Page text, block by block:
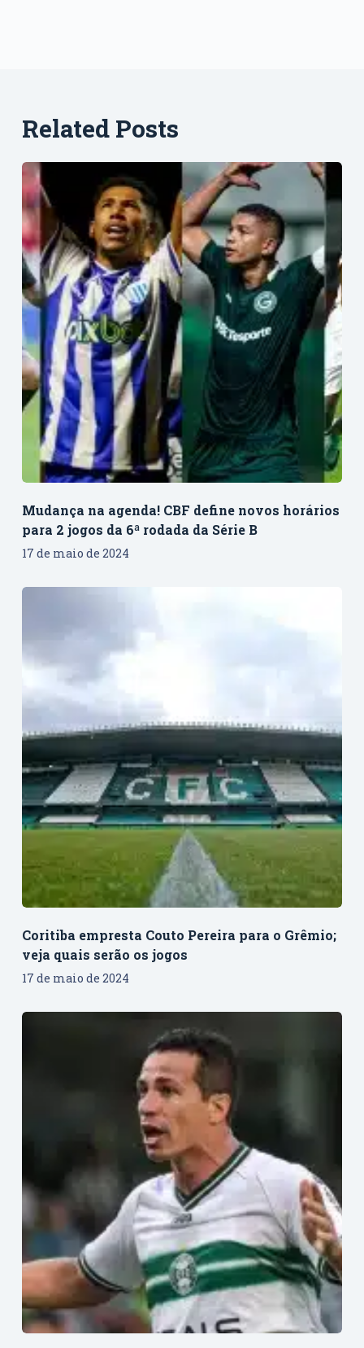
Related Posts
Mudança na agenda! CBF define novos horários
para 2 jogos da 6ª rodada da Série B
17 de maio de 2024
Coritiba empresta Couto Pereira para o Grêmio;
veja quais serão os jogos
17 de maio de 2024